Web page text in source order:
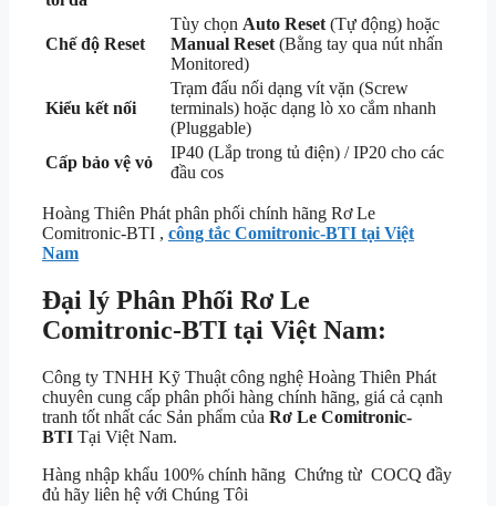
Chế độ Reset
Tùy chọn Auto Reset (Tự động) hoặc
Manual Reset (Bằng tay qua nút nhấn
Monitored)
Kiểu kết nối
Trạm đấu nối dạng vít vặn (Screw
terminals) hoặc dạng lò xo cắm nhanh
(Pluggable)
Cấp bảo vệ vỏ
IP40 (Lắp trong tủ điện) / IP20 cho các
đầu cos
Hoàng Thiên Phát phân phối chính hãng Rơ Le
Comitronic-BTI , công tắc Comitronic-BTI tại Việt
Nam
Đại lý Phân Phối Rơ Le
Comitronic-BTI tại Việt Nam:
Công ty TNHH Kỹ Thuật công nghệ Hoàng Thiên Phát
chuyên cung cấp phân phối hàng chính hãng, giá cả cạnh
tranh tốt nhất các Sản phẩm của Rơ Le Comitronic-
BTI Tại Việt Nam.
Hàng nhập khẩu 100% chính hãng Chứng từ COCQ đầy
đủ hãy liên hệ với Chúng Tôi